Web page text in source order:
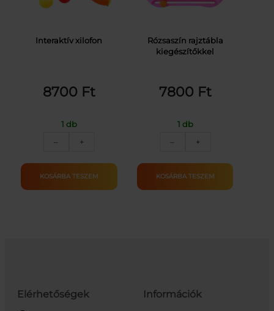
Interaktív xilofon
8700 Ft
1 db
–
mennyiség
+
KOSÁRBA TESZEM
Rózsaszín rajztábla
kiegészítőkkel
7800 Ft
1 db
–
kiegészítőkkel
mennyiség
+
KOSÁRBA TESZEM
Elérhetőségek Információk